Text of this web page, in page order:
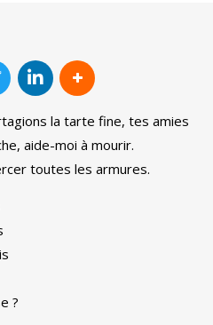
la tarte fine, tes amies
aide-moi à mourir.
toutes les armures.
?